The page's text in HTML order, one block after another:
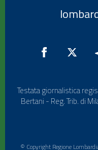
Testata giornalistica
Bertani - Reg. Trib. di
© Copyright Regione